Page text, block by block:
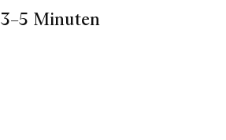
3–5 Minuten